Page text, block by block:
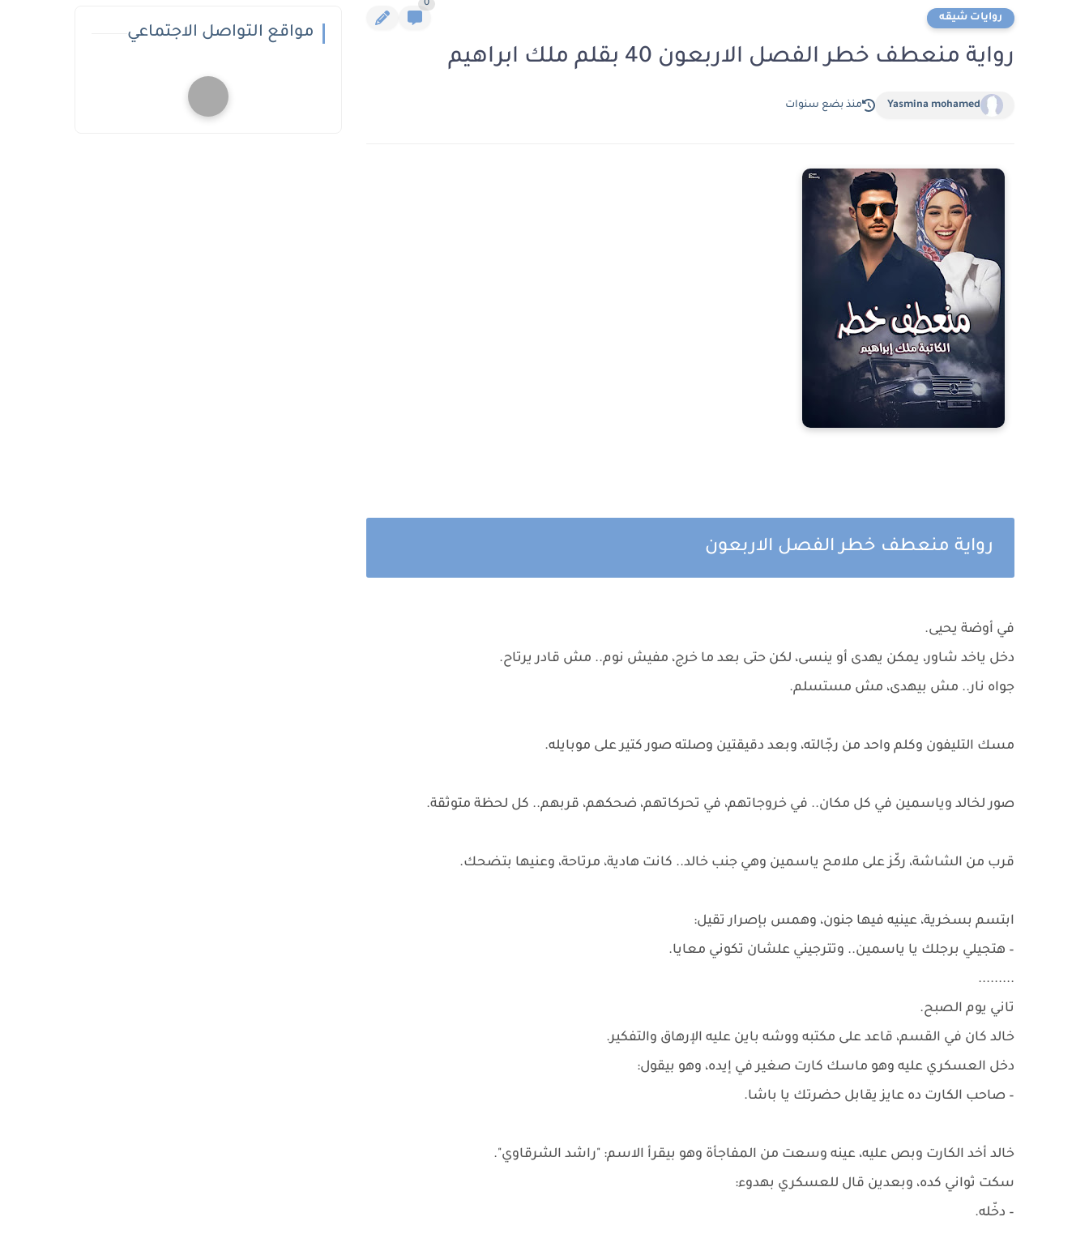
روايات شيقه
0
رواية منعطف خطر الفصل الاربعون 40 بقلم ملك ابراهيم
Yasmina mohamed منذ بضع سنوات
رواية منعطف خطر الفصل الاربعون
في أوضة يحيى.
دخل ياخد شاور، يمكن يهدى أو ينسى، لكن حتى بعد ما خرج، مفيش نوم.. مش قادر يرتاح.
جواه نار.. مش بيهدى، مش مستسلم.
مسك التليفون وكلم واحد من رجّالته، وبعد دقيقتين وصلته صور كتير على موبايله.
صور لخالد وياسمين في كل مكان.. في خروجاتهم، في تحركاتهم، ضحكهم، قربهم.. كل لحظة متوثقة.
قرب من الشاشة، ركّز على ملامح ياسمين وهي جنب خالد.. كانت هادية، مرتاحة، وعنيها بتضحك.
ابتسم بسخرية، عينيه فيها جنون، وهمس بإصرار تقيل:
– هتجيلي برجلك يا ياسمين.. وتترجيني علشان تكوني معايا.
.........
تاني يوم الصبح.
خالد كان في القسم، قاعد على مكتبه ووشه باين عليه الإرهاق والتفكير.
دخل العسكري عليه وهو ماسك كارت صغير في إيده، وهو بيقول:
– صاحب الكارت ده عايز يقابل حضرتك يا باشا.
خالد أخد الكارت وبص عليه، عينه وسعت من المفاجأة وهو بيقرأ الاسم: "راشد الشرقاوي".
سكت ثواني كده، وبعدين قال للعسكري بهدوء:
– دخّله.
مواقع التواصل الاجتماعي